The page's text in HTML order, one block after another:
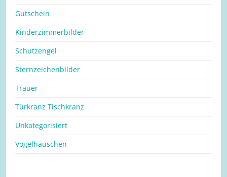
Gutschein
Kinderzimmerbilder
Schutzengel
Sternzeichenbilder
Trauer
Türkranz Tischkranz
Unkategorisiert
Vogelhäuschen